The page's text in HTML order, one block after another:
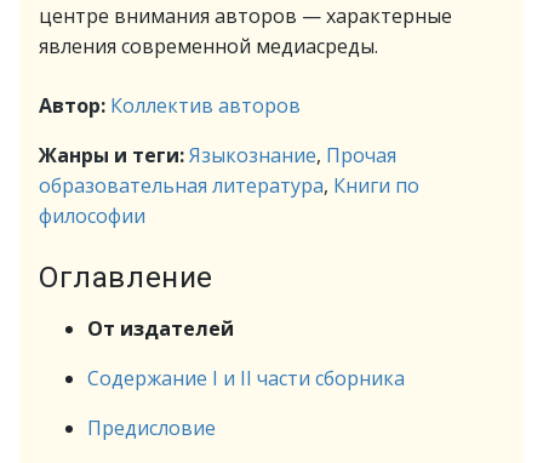
центре внимания авторов — характерные
явления современной медиасреды.
Автор: Коллектив авторов
Жанры и теги:Языкознание, Прочая
образовательная литература, Книги по
философии
Оглавление
От издателей
Содержание I и II части сборника
Предисловие